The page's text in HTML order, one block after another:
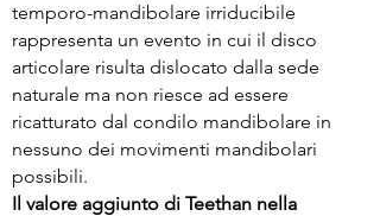
temporo-mandibolare irriducibile
rappresenta un evento in cui il disco
articolare risulta dislocato dalla sede
naturale ma non riesce ad essere
ricatturato dal condilo mandibolare in
nessuno dei movimenti mandibolari
possibili.
Il valore aggiunto di Teethan nella